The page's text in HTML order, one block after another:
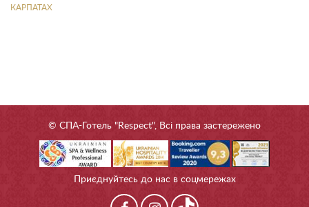
КАРПАТАХ
© СПА-Готель "Respect", Всі права застережено
Приєднуйтесь до нас в соцмережах